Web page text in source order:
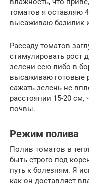
влажность, что
томатов я оставляю
высаживаю базилик
Рассаду томатов
стимулировать рост
зелени сею либо в
высаживаю готовые
сажать зелень не
расстоянии 15-20
почвы.
Режим полива
Полив томатов в
быть строго под
путь к болезням. Я
как он доставляет